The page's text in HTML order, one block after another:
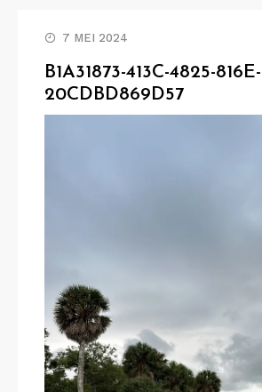
7 MEI 2024
B1A31873-413C-4825-816E-
20CDBD869D57